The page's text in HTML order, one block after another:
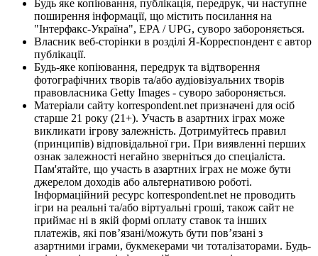
Будь яке копіювання, публікація, передрук, чи наступне
поширення інформації, що містить посилання на
"Інтерфакс-Україна", EPA / UPG, суворо забороняється.
Власник веб-сторінки в розділі Я-Корреспондент є автор
публікації.
Будь-яке копіювання, передрук та відтворення
фотографічних творів та/або аудіовізуальних творів
правовласника Getty Images - суворо забороняється.
Матеріали сайту korrespondent.net призначені для осіб
старше 21 року (21+). Участь в азартних іграх може
викликати ігрову залежність. Дотримуйтесь правил
(принципів) відповідальної гри. При виявленні перших
ознак залежності негайно зверніться до спеціаліста.
Пам'ятайте, що участь в азартних іграх не може бути
джерелом доходів або альтернативою роботі.
Інформаційний ресурс korrespondent.net не проводить
ігри на реальні та/або віртуальні гроші, також сайт не
приймає ні в якій формі оплату ставок та інших
платежів, які пов’язані/можуть бути пов’язані з
азартними іграми, букмекерами чи тоталізаторами. Будь-